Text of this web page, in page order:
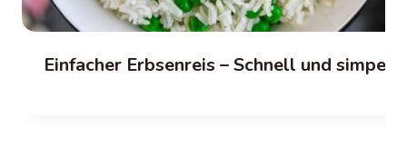
Einfacher Erbsenreis – Schnell und simpel